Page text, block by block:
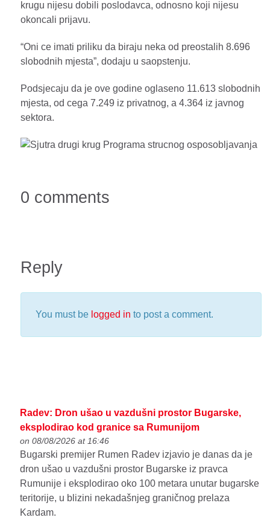
krugu nijesu dobili poslodavca, odnosno koji nijesu
okoncali prijavu.
“Oni ce imati priliku da biraju neka od preostalih 8.696
slobodnih mjesta”, dodaju u saopstenju.
Podsjecaju da je ove godine oglaseno 11.613 slobodnih
mjesta, od cega 7.249 iz privatnog, a 4.364 iz javnog
sektora.
0 comments
Reply
You must be logged in to post a comment.
Radev: Dron ušao u vazdušni prostor Bugarske,
eksplodirao kod granice sa Rumunijom
on 08/08/2026 at 16:46
Bugarski premijer Rumen Radev izjavio je danas da je
dron ušao u vazdušni prostor Bugarske iz pravca
Rumunije i eksplodirao oko 100 metara unutar bugarske
teritorije, u blizini nekadašnjeg graničnog prelaza
Kardam.